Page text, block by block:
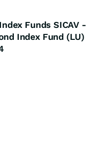
Funds SICAV -
Index Fund (LU)